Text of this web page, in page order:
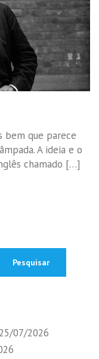
bem que parece
A ideia e o
chamado […]
07/2026